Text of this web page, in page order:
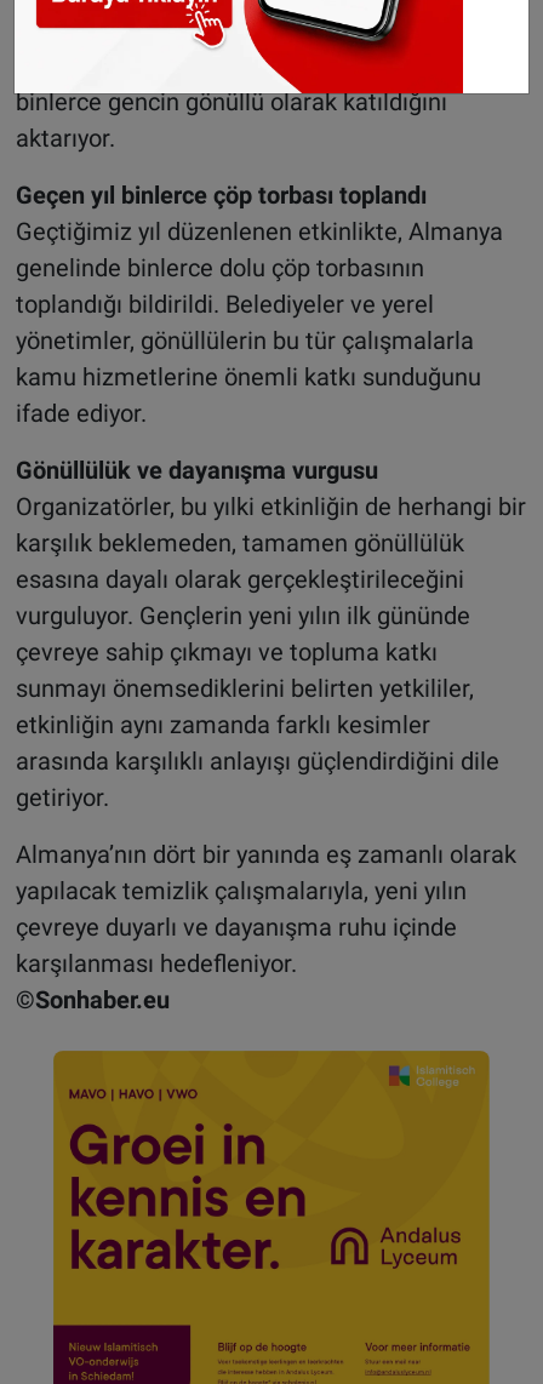
Yetkililer, bu temizlik çalışmalarının Almanya’da
yaklaşık 30 yıldır düzenlendiğini ve her yıl
binlerce gencin gönüllü olarak katıldığını
aktarıyor.
Geçen yıl binlerce çöp torbası toplandı
Geçtiğimiz yıl düzenlenen etkinlikte, Almanya
genelinde binlerce dolu çöp torbasının
toplandığı bildirildi. Belediyeler ve yerel
yönetimler, gönüllülerin bu tür çalışmalarla
kamu hizmetlerine önemli katkı sunduğunu
ifade ediyor.
Gönüllülük ve dayanışma vurgusu
Organizatörler, bu yılki etkinliğin de herhangi bir
karşılık beklemeden, tamamen gönüllülük
esasına dayalı olarak gerçekleştirileceğini
vurguluyor. Gençlerin yeni yılın ilk gününde
çevreye sahip çıkmayı ve topluma katkı
sunmayı önemsediklerini belirten yetkililer,
etkinliğin aynı zamanda farklı kesimler
arasında karşılıklı anlayışı güçlendirdiğini dile
getiriyor.
Almanya’nın dört bir yanında eş zamanlı olarak
yapılacak temizlik çalışmalarıyla, yeni yılın
çevreye duyarlı ve dayanışma ruhu içinde
karşılanması hedefleniyor.
©Sonhaber.eu